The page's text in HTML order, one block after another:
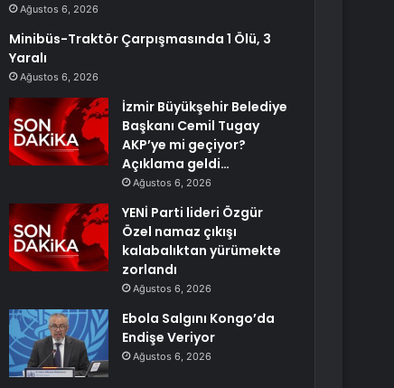
Ağustos 6, 2026
Minibüs-Traktör Çarpışmasında 1 Ölü, 3
Yaralı
Ağustos 6, 2026
İzmir Büyükşehir Belediye
Başkanı Cemil Tugay
AKP’ye mi geçiyor?
Açıklama geldi…
Ağustos 6, 2026
YENİ Parti lideri Özgür
Özel namaz çıkışı
kalabalıktan yürümekte
zorlandı
Ağustos 6, 2026
Ebola Salgını Kongo’da
Endişe Veriyor
Ağustos 6, 2026